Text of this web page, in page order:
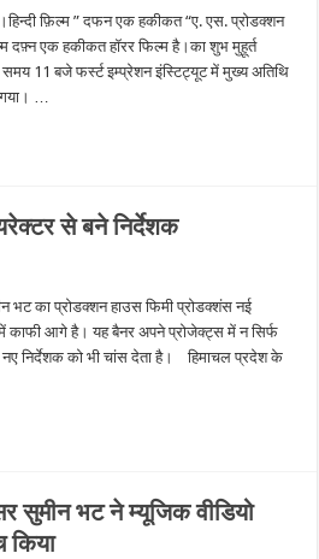
फ़िल्म ” दफन एक हकीकत “ए. एस. प्रोडक्शन
दफ़्न एक हकीकत हॉरर फिल्म है।का शुभ मुहूर्त
11 बजे फर्स्ट इम्प्रेशन इंस्टिट्यूट में मुख्य अतिथि
गया। …
से बने निर्देशक
भट का प्रोडक्शन हाउस फिमी प्रोडक्शंस नई
काफी आगे है। यह बैनर अपने प्रोजेक्ट्स में न सिर्फ
निर्देशक को भी चांस देता है। हिमाचल प्रदेश के
सुमीन भट ने म्यूजिक वीडियो
किया